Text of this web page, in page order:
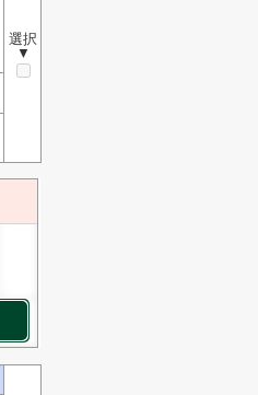
選択
▼